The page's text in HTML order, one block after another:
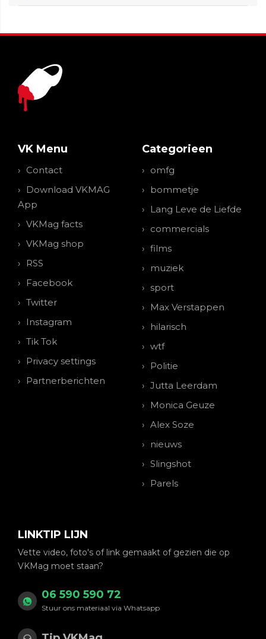
VK Menu
Contact
Download VKMAG
App
VKMag facts
VKMag shop
RSS
Facebook
Twitter
Instagram
Tik Tok
Privacy settings
Partnerberichten
Categorieen
omfg
bommetje
Lang Leve de Liefde
commercials
films
muziek
sport
Max Verstappen
hilarisch
wtf
Politie
Jutta Leerdam
Monica Geuze
Alex Soze
nieuws
Slingshot
Parels
LINKTIP LIJN
Vette video, foto's of link gemaakt of gezien die op
VKMag moet staan?
06 590 590 72
Stuur ons materiaal via Whatsapp